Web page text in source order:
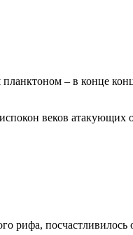
– в конце
веков
рифа,